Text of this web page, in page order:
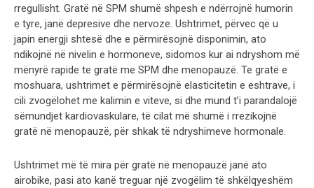
rregullisht. Gratë në SPM shumë shpesh e ndërrojnë humorin
e tyre, janë depresive dhe nervoze. Ushtrimet, përvec që u
japin energji shtesë dhe e përmirësojnë disponimin, ato
ndikojnë në nivelin e hormoneve, sidomos kur ai ndryshom më
mënyrë rapide te gratë me SPM dhe menopauzë. Te gratë e
moshuara, ushtrimet e përmirësojnë elasticitetin e eshtrave, i
cili zvogëlohet me kalimin e viteve, si dhe mund t’i parandalojë
sëmundjet kardiovaskulare, të cilat më shumë i rrezikojnë
gratë në menopauzë, për shkak të ndryshimeve hormonale.
Ushtrimet më të mira për gratë në menopauzë janë ato
airobike, pasi ato kanë treguar një zvogëlim të shkëlqyeshëm